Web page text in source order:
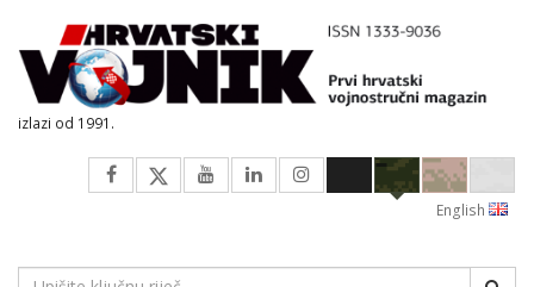
izlazi od 1991.
English